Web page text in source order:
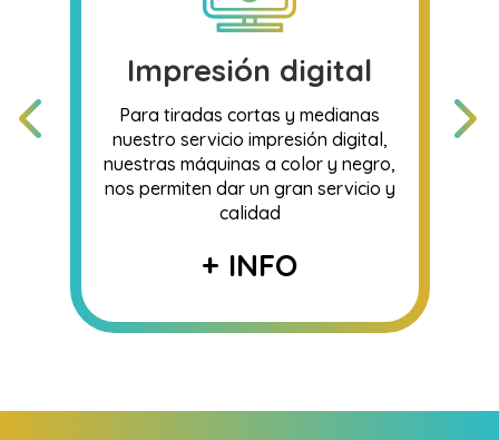
Impresión digital
Para tiradas cortas y medianas
nuestro servicio impresión digital,
nuestras máquinas a color y negro,
nos permiten dar un gran servicio y
calidad
+ INFO